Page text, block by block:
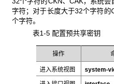
字符；对于长度大于32个字符的
个字符。
表1-5 配置预共享密钥
操作
进入系统视图 system-